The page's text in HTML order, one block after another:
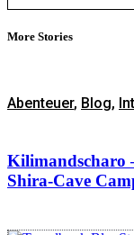
More Stories
Abenteuer, Blog,
Kilimandscharo
Shira-Cave